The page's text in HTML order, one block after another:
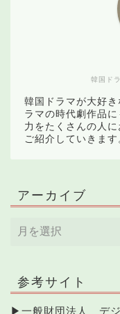
韓国ド
韓国ドラマが大好
ラマの時代劇作品
力をたくさんの人
ご紹介していきます
アーカイブ
参考サイト
▶ 一般財団法人 デ